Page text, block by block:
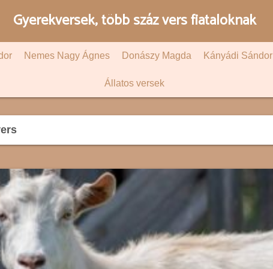
Gyerekversek, több száz vers fiataloknak
Nemes Nagy Ágnes Donászy Magda Kányádi Sándor
Állatos versek